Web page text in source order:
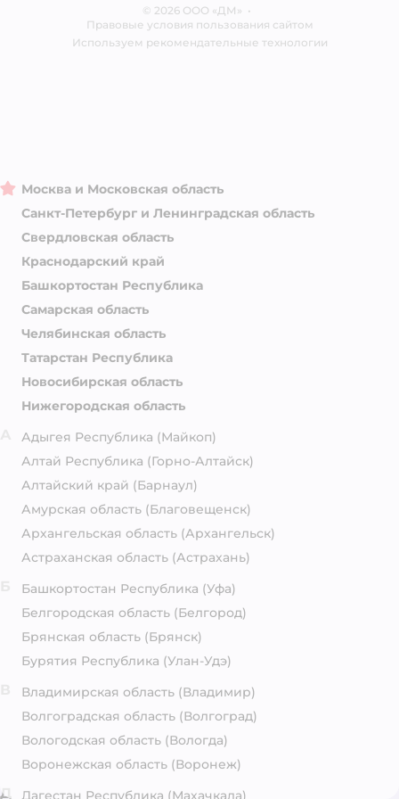
Блог
© 2026 ООО «ДМ» •
Правовые условия пользования сайтом
Используем рекомендательные технологии
Москва и Московская область
Санкт-Петербург и Ленинградская область
Свердловская область
Краснодарский край
Башкортостан Республика
Самарская область
Челябинская область
Татарстан Республика
Новосибирская область
Нижегородская область
Адыгея Республика (Майкоп)
Алтай Республика (Горно-Алтайск)
Алтайский край (Барнаул)
Амурская область (Благовещенск)
Архангельская область (Архангельск)
Астраханская область (Астрахань)
Башкортостан Республика (Уфа)
Белгородская область (Белгород)
Брянская область (Брянск)
Бурятия Республика (Улан-Удэ)
Владимирская область (Владимир)
Волгоградская область (Волгоград)
Вологодская область (Вологда)
Воронежская область (Воронеж)
Д Дагестан Республика (Махачкала)